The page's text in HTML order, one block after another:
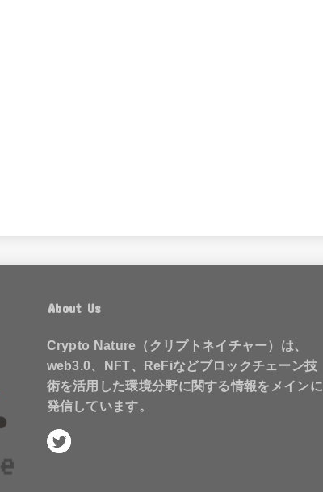
About Us
Crypto Nature（クリプトネイチャー）は、
web3.0、NFT、ReFiなどブロックチェーン技
術を活用した環境分野に関する情報をメインに
発信しています。